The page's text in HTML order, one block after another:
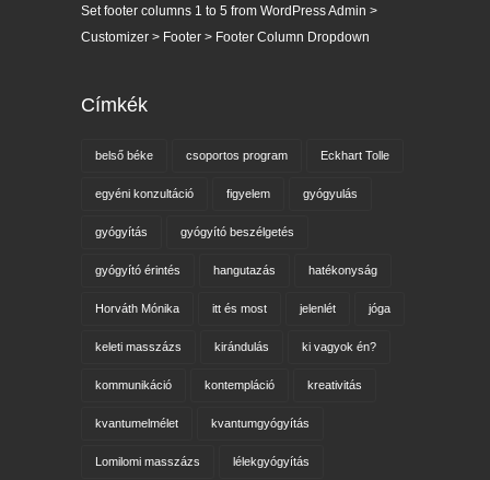
Set footer columns 1 to 5 from WordPress Admin >
Customizer > Footer > Footer Column Dropdown
Címkék
belső béke csoportos program Eckhart Tolle
egyéni konzultáció figyelem gyógyulás
gyógyítás gyógyító beszélgetés
gyógyító érintés hangutazás hatékonyság
Horváth Mónika itt és most jelenlét jóga
keleti masszázs kirándulás ki vagyok én?
kommunikáció kontempláció kreativitás
kvantumelmélet kvantumgyógyítás
Lomilomi masszázs lélekgyógyítás